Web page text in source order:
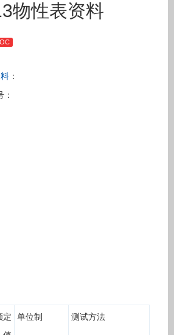
物性表资料
：
定
单位制 测试方法